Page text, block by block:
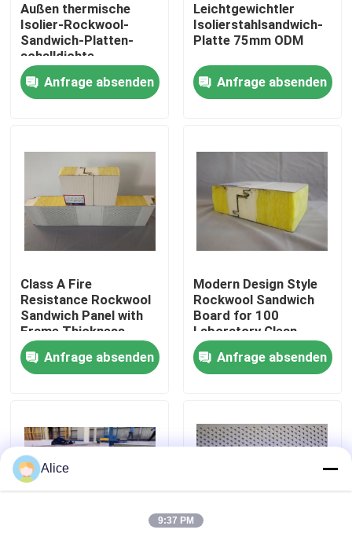
Haus
Über uns
Fabrik-Ausflug
Qualitätskontrolle
Treten Sie mit uns in Verbindung
Fordern Sie ein Zitat
Vorgefertigtes Stahllager
Modulare Stahlkonstruktionen
Rockwool-Sandwich-Platte
Außen thermische
Isolier-Rockwool-
Sandwich-Platten-
schalldichte
Gewohnheit
Anfrage absenden
Leichtgewichtler
Isolierstahlsandwich-
Platte 75mm ODM
Anfrage absenden
Class A Fire
Resistance Rockwool
Sandwich Panel with
Frame Thickness
0.6mm and Max
Length 9000mm
Anfrage absenden
Modern Design Style
Rockwool Sandwich
Board for 100
Laboratory Clean
Room Solutions
Anfrage absenden
Alice
9:37 PM